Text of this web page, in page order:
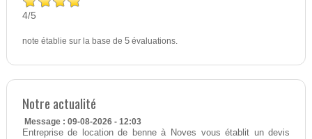
4/5
note établie sur la base de 5évaluations.
Notre actualité
Message : 09-08-2026 - 12:03
Entreprise de location de benne à Noves vous établit un devis